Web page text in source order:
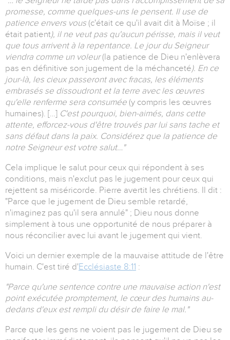
promesse, comme quelques-uns le pensent. Il use de
patience envers vous(c'était ce qu'il avait dit à Moïse ; il
était patient), il ne veut pas qu'aucun périsse, mais il veut
que tous arrivent à la repentance. Le jour du Seigneur
viendra comme un voleur(la patience de Dieu n'enlèvera
pas en définitive son jugement de la méchanceté). En ce
jour-là, les cieux passeront avec fracas, les éléments
embrasés se dissoudront et la terre avec les œuvres
qu'elle renferme sera consumée (y compris les œuvres
humaines). […] C'est pourquoi, bien-aimés, dans cette
attente, efforcez-vous d'être trouvés par lui sans tache et
sans défaut dans la paix. Considérez que la patience de
notre Seigneur est votre salut…"
Cela implique le salut pour ceux qui répondent à ses
conditions, mais n'exclut pas le jugement pour ceux qui
rejettent sa miséricorde. Pierre avertit les chrétiens. Il dit :
"Parce que le jugement de Dieu semble retardé,
n'imaginez pas qu'il sera annulé" ; Dieu nous donne
simplement à tous une opportunité de nous préparer à
nous réconcilier avec lui avant le jugement qui vient.
Voici un dernier exemple de la mauvaise attitude de l'être
humain. C'est tiré d'Ecclésiaste 8:11 :
"Parce qu'une sentence contre une mauvaise action n'est
point exécutée promptement, le cœur des humains au-
dedans d'eux est rempli du désir de faire le mal."
Parce que les gens ne voient pas le jugement de Dieu se